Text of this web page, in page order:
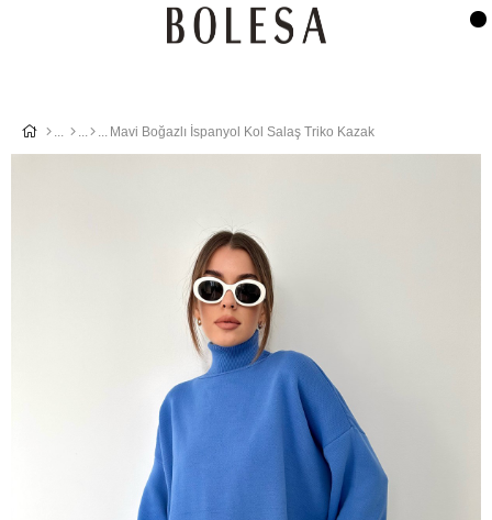
Mavi Boğazlı İspanyol Kol Salaş Triko Kazak